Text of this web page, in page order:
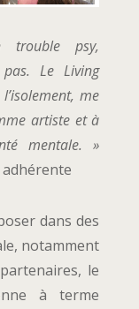
psy,
Le Living
me
artiste et à
mentale. »
dans des
notamment
le
à terme